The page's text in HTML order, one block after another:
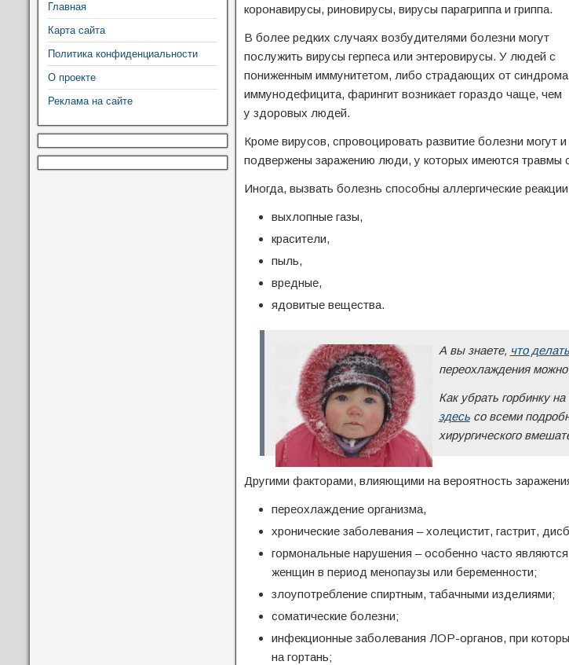
коронавирусы, риновирусы, вирусы парагриппа и гриппа.
В более редких случаях возбудителями болезни могут
послужить вирусы герпеса или энтеровирусы. У людей с
пониженным иммунитетом, либо страдающих от синдрома
иммунодефицита, фарингит возникает гораздо чаще, чем
у здоровых людей.
Кроме вирусов, спровоцировать развитие болезни могут
подвержены заражению люди, у которых имеются травмы
Иногда, вызвать болезнь способны аллергические
выхлопные газы,
красители,
пыль,
вредные,
ядовитые вещества.
А вы знаете, что
переохлаждения можно
Как убрать горбинку
здесьсо всеми
хирургического
Другими факторами, влияющими на вероятность
переохлаждение организма,
хронические заболевания – холецистит, гастрит,
гормональные нарушения – особенно часто
женщин в период менопаузы или беременности;
злоупотребление спиртным, табачными изделиями;
соматические болезни;
инфекционные заболевания ЛОР-органов, при
на гортань;
Главная
Карта сайта
Политика конфиденциальности
О проекте
Реклама на сайте